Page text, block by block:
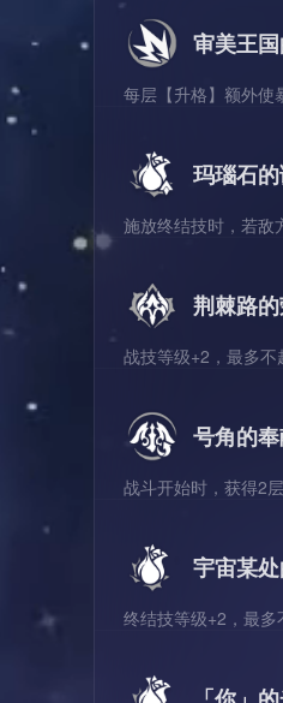
审美王
每层【升格】额外使
玛瑙石
施放终结技时，若敌
荆棘路
战技等级+2，最多不
号角的
战斗开始时，获得2
宇宙某
终结技等级+2，最多